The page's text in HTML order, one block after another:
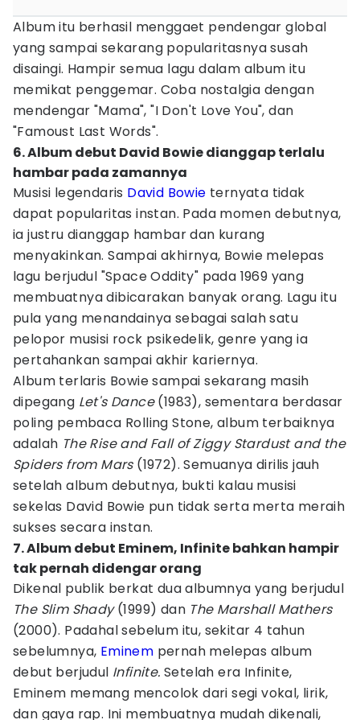
Album itu berhasil menggaet pendengar global
yang sampai sekarang popularitasnya susah
disaingi. Hampir semua lagu dalam album itu
memikat penggemar. Coba nostalgia dengan
mendengar "Mama", "I Don't Love You", dan
"Famoust Last Words".
6. Album debut David Bowie dianggap terlalu
hambar pada zamannya
Musisi legendaris David Bowie ternyata tidak
dapat popularitas instan. Pada momen debutnya,
ia justru dianggap hambar dan kurang
menyakinkan. Sampai akhirnya, Bowie melepas
lagu berjudul "Space Oddity" pada 1969 yang
membuatnya dibicarakan banyak orang. Lagu itu
pula yang menandainya sebagai salah satu
pelopor musisi rock psikedelik, genre yang ia
pertahankan sampai akhir kariernya.
Album terlaris Bowie sampai sekarang masih
dipegang Let's Dance(1983), sementara berdasar
poling pembaca Rolling Stone, album terbaiknya
adalah The Rise and Fall of Ziggy Stardust and the
Spiders from Mars(1972). Semuanya dirilis jauh
setelah album debutnya, bukti kalau musisi
sekelas David Bowie pun tidak serta merta meraih
sukses secara instan.
7. Album debut Eminem, Infinite bahkan hampir
tak pernah didengar orang
Dikenal publik berkat dua albumnya yang berjudul
The Slim Shady(1999) dan The Marshall Mathers
(2000). Padahal sebelum itu, sekitar 4 tahun
sebelumnya, Eminem pernah melepas album
debut berjudul Infinite.Setelah era Infinite,
Eminem memang mencolok dari segi vokal, lirik,
dan gaya rap. Ini membuatnya mudah dikenali,